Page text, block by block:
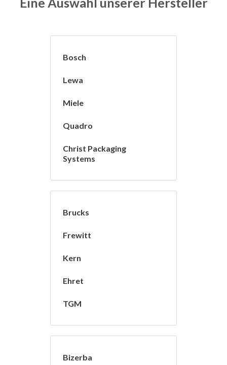
Bosch
Lewa
Miele
Quadro
Christ Packaging
Systems
Brucks
Frewitt
Kern
Ehret
TGM
Bizerba